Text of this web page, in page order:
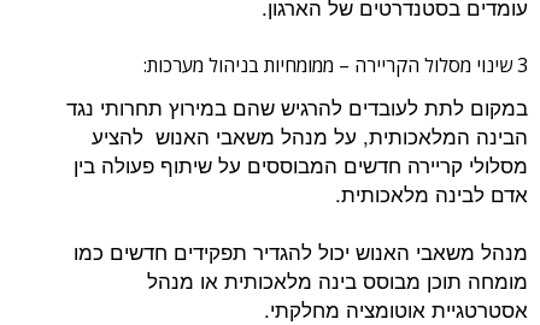
עומדים בסטנדרטים של הארגון.
3 שינוי מסלול הקריירה – ממומחיות בניהול מערכות:
במקום לתת לעובדים להרגיש שהם במירוץ תחרותי נגד
הבינה המלאכותית, על מנהל משאבי האנוש להציע
מסלולי קריירה חדשים המבוססים על שיתוף פעולה בין
אדם לבינה מלאכותית.
מנהל משאבי האנוש יכול להגדיר תפקידים חדשים כמו
מומחה תוכן מבוסס בינה מלאכותית או מנהל
אסטרטגיית אוטומציה מחלקתי.